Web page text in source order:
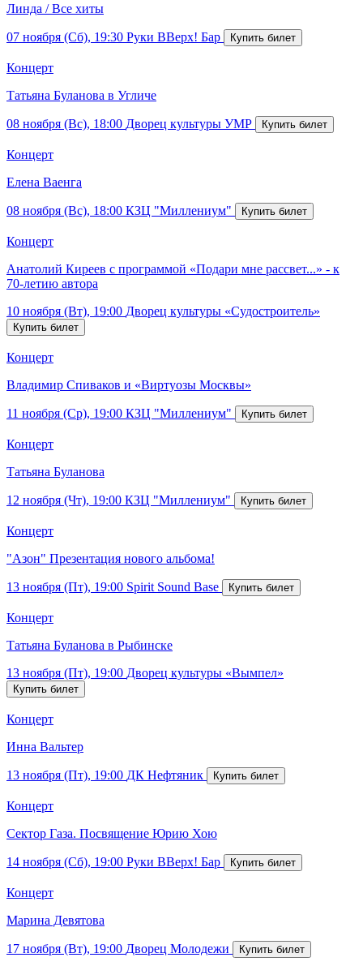
Линда / Все хиты
07 ноября (Сб), 19:30 Руки ВВерх! Бар
Концерт
Татьяна Буланова в Угличе
08 ноября (Вс), 18:00 Дворец культуры УМР
Концерт
Елена Ваенга
08 ноября (Вс), 18:00 КЗЦ "Миллениум"
Концерт
Анатолий Киреев с программой «Подари мне рассвет...» - к
70-летию автора
10 ноября (Вт), 19:00 Дворец культуры «Судостроитель»
Концерт
Владимир Спиваков и «Виртуозы Москвы»
11 ноября (Ср), 19:00 КЗЦ "Миллениум"
Концерт
Татьяна Буланова
12 ноября (Чт), 19:00 КЗЦ "Миллениум"
Концерт
"Азон" Презентация нового альбома!
13 ноября (Пт), 19:00 Spirit Sound Base
Концерт
Татьяна Буланова в Рыбинске
13 ноября (Пт), 19:00 Дворец культуры «Вымпел»
Концерт
Инна Вальтер
13 ноября (Пт), 19:00 ДК Нефтяник
Концерт
Сектор Газа. Посвящение Юрию Хою
14 ноября (Сб), 19:00 Руки ВВерх! Бар
Концерт
Марина Девятова
17 ноября (Вт), 19:00 Дворец Молодежи